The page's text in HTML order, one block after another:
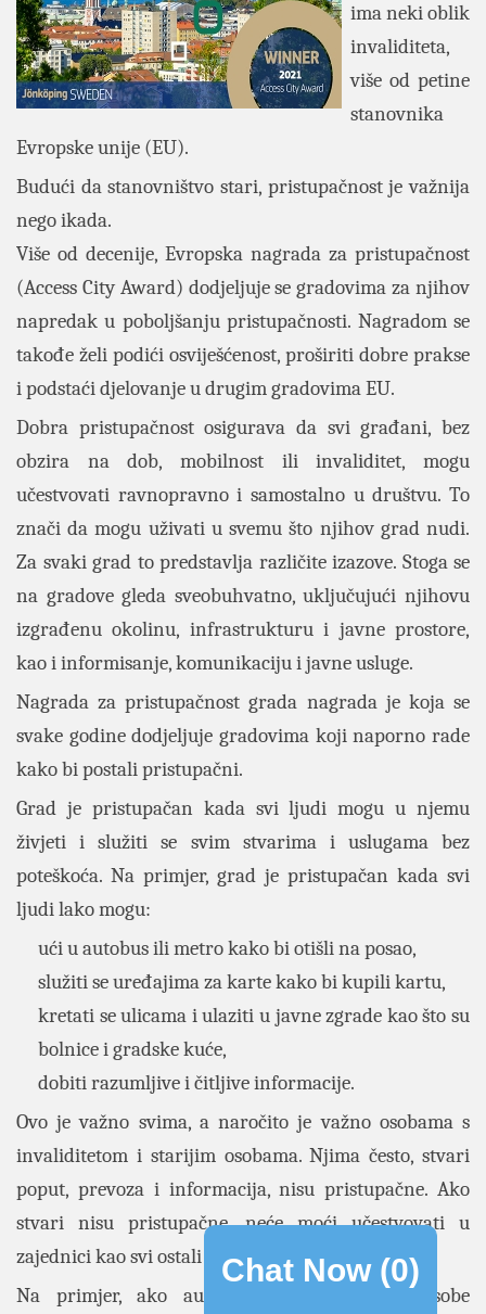
ima neki oblik
invaliditeta,
više od petine
stanovnika
Evropske unije (EU).
Budući da stanovništvo stari, pristupačnost je važnija
nego ikada.
Više od decenije, Evropska nagrada za pristupačnost
(Access City Award) dodjeljuje se gradovima za njihov
napredak u poboljšanju pristupačnosti. Nagradom se
takođe želi podići osviješćenost, proširiti dobre prakse
i podstaći djelovanje u drugim gradovima EU.
Dobra pristupačnost osigurava da svi građani, bez
obzira na dob, mobilnost ili invaliditet, mogu
učestvovati ravnopravno i samostalno u društvu. To
znači da mogu uživati u svemu što njihov grad nudi.
Za svaki grad to predstavlja različite izazove. Stoga se
na gradove gleda sveobuhvatno, uključujući njihovu
izgrađenu okolinu, infrastrukturu i javne prostore,
kao i informisanje, komunikaciju i javne usluge.
Nagrada za pristupačnost grada nagrada je koja se
svake godine dodjeljuje gradovima koji naporno rade
kako bi postali pristupačni.
Grad je pristupačan kada svi ljudi mogu u njemu
živjeti i služiti se svim stvarima i uslugama bez
poteškoća. Na primjer, grad je pristupačan kada svi
ljudi lako mogu:
ući u autobus ili metro kako bi otišli na posao,
služiti se uređajima za karte kako bi kupili kartu,
kretati se ulicama i ulaziti u javne zgrade kao što su
bolnice i gradske kuće,
dobiti razumljive i čitljive informacije.
Ovo je važno svima, a naročito je važno osobama s
invaliditetom i starijim osobama. Njima često, stvari
poput, prevoza i informacija, nisu pristupačne. Ako
stvari nisu pristupačne, neće moći učestvovati u
zajednici kao svi ostali ljudi. Biće zapostavljeni.
Na primjer, ako autobusi nemaju rampe, osobe
Chat Now (0)